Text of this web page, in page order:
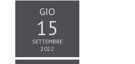
GIO
15
SETTEMBRE
2022